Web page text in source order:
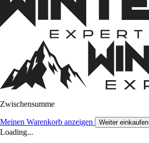
Zwischensumme
Meinen Warenkorb anzeigen Weiter einkaufen
Loading...